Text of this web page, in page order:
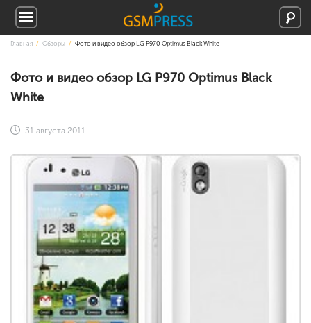
Главная Обзоры Фото и видео обзор LG P970 Optimus Black White
Фото и видео обзор LG P970 Optimus Black
White
31 августа 2011